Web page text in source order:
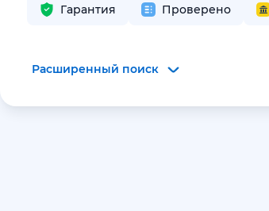
Гарантия Проверено
Расширенный поиск